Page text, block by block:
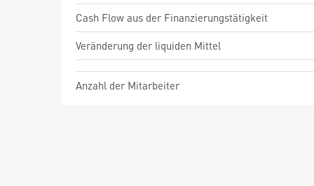
Cash Flow aus der Finanzierungstätigkeit
Veränderung der liquiden Mittel
Anzahl der Mitarbeiter